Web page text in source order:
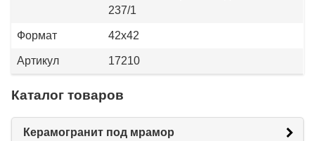
237/1
Формат 42x42
Артикул 17210
Каталог товаров
Керамогранит под мрамор